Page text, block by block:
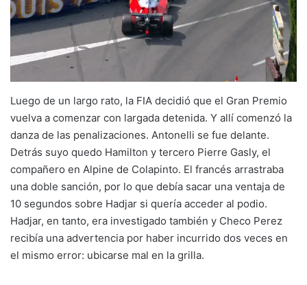
Luego de un largo rato, la FIA decidió que el Gran Premio
vuelva a comenzar con largada detenida. Y allí comenzó la
danza de las penalizaciones. Antonelli se fue delante.
Detrás suyo quedo Hamilton y tercero Pierre Gasly, el
compañero en Alpine de Colapinto. El francés arrastraba
una doble sanción, por lo que debía sacar una ventaja de
10 segundos sobre Hadjar si quería acceder al podio.
Hadjar, en tanto, era investigado también y Checo Perez
recibía una advertencia por haber incurrido dos veces en
el mismo error: ubicarse mal en la grilla.